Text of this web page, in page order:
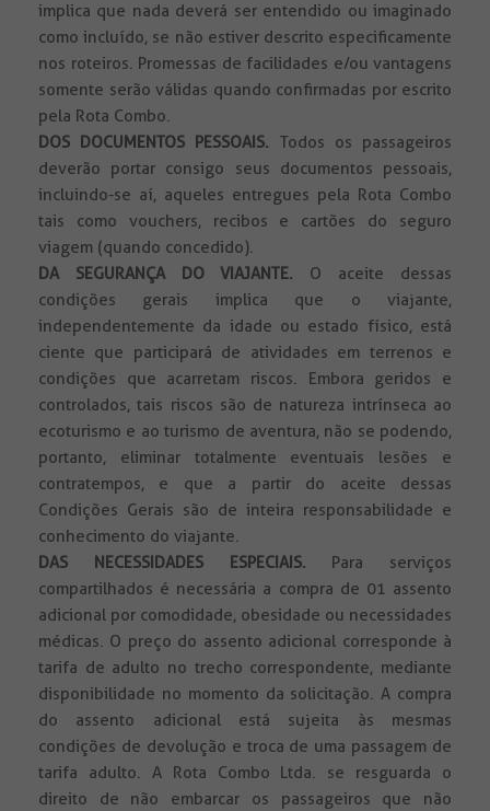
implica que nada deverá ser entendido ou imaginado
como incluído, se não estiver descrito especificamente
nos roteiros. Promessas de facilidades e/ou vantagens
somente serão válidas quando confirmadas por escrito
pela Rota Combo.
DOS DOCUMENTOS PESSOAIS. Todos os passageiros
deverão portar consigo seus documentos pessoais,
incluindo-se aí, aqueles entregues pela Rota Combo
tais como vouchers, recibos e cartões do seguro
viagem (quando concedido).
DA SEGURANÇA DO VIAJANTE. O aceite dessas
condições gerais implica que o viajante,
independentemente da idade ou estado físico, está
ciente que participará de atividades em terrenos e
condições que acarretam riscos. Embora geridos e
controlados, tais riscos são de natureza intrínseca ao
ecoturismo e ao turismo de aventura, não se podendo,
portanto, eliminar totalmente eventuais lesões e
contratempos, e que a partir do aceite dessas
Condições Gerais são de inteira responsabilidade e
conhecimento do viajante.
DAS NECESSIDADES ESPECIAIS. Para serviços
compartilhados é necessária a compra de 01 assento
adicional por comodidade, obesidade ou necessidades
médicas. O preço do assento adicional corresponde à
tarifa de adulto no trecho correspondente, mediante
disponibilidade no momento da solicitação. A compra
do assento adicional está sujeita às mesmas
condições de devolução e troca de uma passagem de
tarifa adulto. A Rota Combo Ltda. se resguarda o
direito de não embarcar os passageiros que não